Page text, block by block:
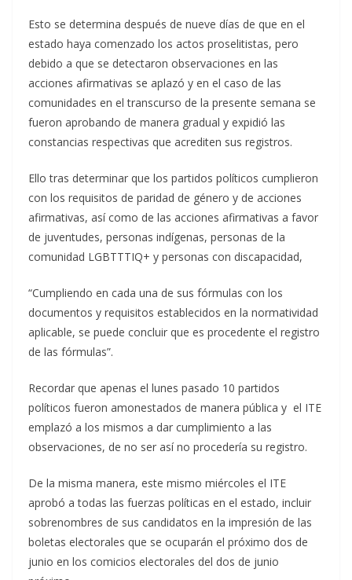
Esto se determina después de nueve días de que en el
estado haya comenzado los actos proselitistas, pero
debido a que se detectaron observaciones en las
acciones afirmativas se aplazó y en el caso de las
comunidades en el transcurso de la presente semana se
fueron aprobando de manera gradual y expidió las
constancias respectivas que acrediten sus registros.
Ello tras determinar que los partidos políticos cumplieron
con los requisitos de paridad de género y de acciones
afirmativas, así como de las acciones afirmativas a favor
de juventudes, personas indígenas, personas de la
comunidad LGBTTTIQ+ y personas con discapacidad,
“Cumpliendo en cada una de sus fórmulas con los
documentos y requisitos establecidos en la normatividad
aplicable, se puede concluir que es procedente el registro
de las fórmulas”.
Recordar que apenas el lunes pasado 10 partidos
políticos fueron amonestados de manera pública y el ITE
emplazó a los mismos a dar cumplimiento a las
observaciones, de no ser así no procedería su registro.
De la misma manera, este mismo miércoles el ITE
aprobó a todas las fuerzas políticas en el estado, incluir
sobrenombres de sus candidatos en la impresión de las
boletas electorales que se ocuparán el próximo dos de
junio en los comicios electorales del dos de junio